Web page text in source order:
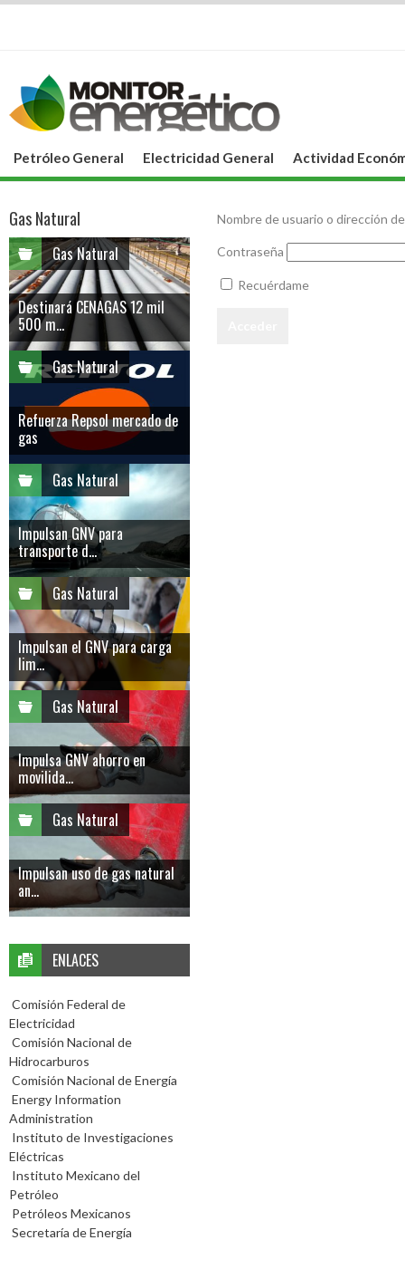
Petróleo General Electricidad General Actividad
Nombre de usuario o dirección
Contraseña
Recuérdame
Gas Natural
Gas Natural
Destinará CENAGAS 12 mil
500 m...
Gas Natural
Refuerza Repsol mercado de
gas
Gas Natural
Impulsan GNV para
transporte d...
Gas Natural
Impulsan el GNV para carga
lim...
Gas Natural
Impulsa GNV ahorro en
movilida...
Gas Natural
Impulsan uso de gas natural
an...
ENLACES
Comisión Federal de
Electricidad
Comisión Nacional de
Hidrocarburos
Comisión Nacional de Energía
Energy Information
Administration
Instituto de Investigaciones
Eléctricas
Instituto Mexicano del
Petróleo
Petróleos Mexicanos
Secretaría de Energía